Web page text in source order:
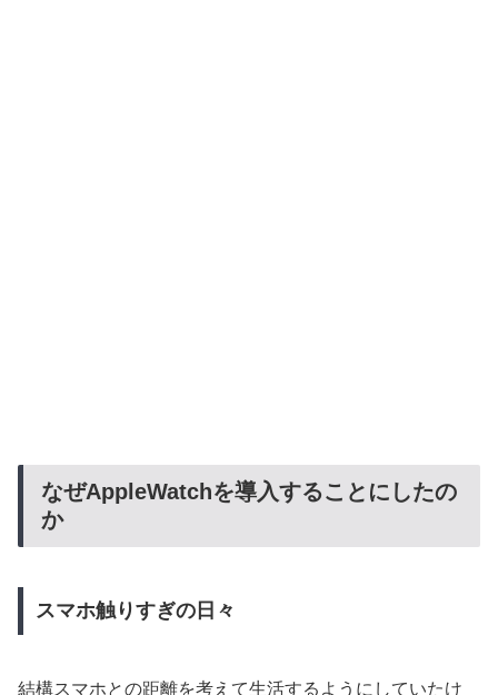
なぜAppleWatchを導入することにしたの
か
スマホ触りすぎの日々
結構スマホとの距離を考えて生活するようにしていたけ